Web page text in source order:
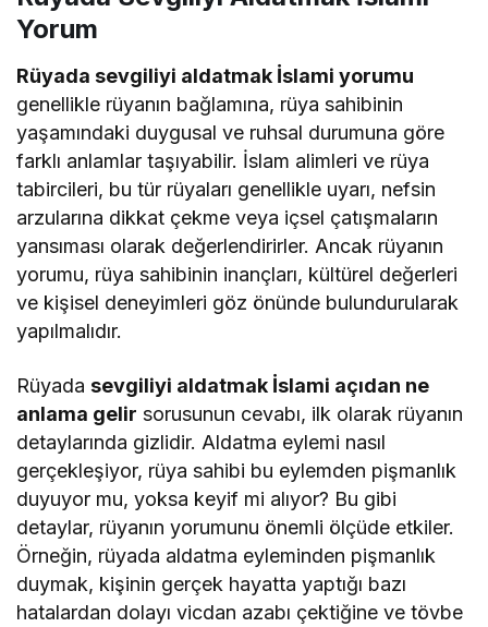
Yorum
Rüyada sevgiliyi aldatmak İslami yorumu
genellikle rüyanın bağlamına, rüya sahibinin
yaşamındaki duygusal ve ruhsal durumuna göre
farklı anlamlar taşıyabilir. İslam alimleri ve rüya
tabircileri, bu tür rüyaları genellikle uyarı, nefsin
arzularına dikkat çekme veya içsel çatışmaların
yansıması olarak değerlendirirler. Ancak rüyanın
yorumu, rüya sahibinin inançları, kültürel değerleri
ve kişisel deneyimleri göz önünde bulundurularak
yapılmalıdır.
Rüyadasevgiliyi aldatmak İslami açıdan ne
anlama gelir sorusunun cevabı, ilk olarak rüyanın
detaylarında gizlidir. Aldatma eylemi nasıl
gerçekleşiyor, rüya sahibi bu eylemden pişmanlık
duyuyor mu, yoksa keyif mi alıyor? Bu gibi
detaylar, rüyanın yorumunu önemli ölçüde etkiler.
Örneğin, rüyada aldatma eyleminden pişmanlık
duymak, kişinin gerçek hayatta yaptığı bazı
hatalardan dolayı vicdan azabı çektiğine ve tövbe